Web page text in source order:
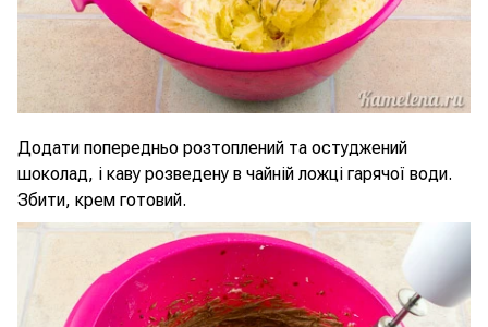
Додати попередньо розтоплений та остуджений
шоколад, і каву розведену в чайній ложці гарячої води.
Збити, крем готовий.